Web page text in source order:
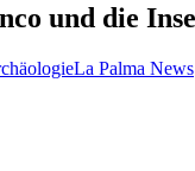
und die
La Palma News